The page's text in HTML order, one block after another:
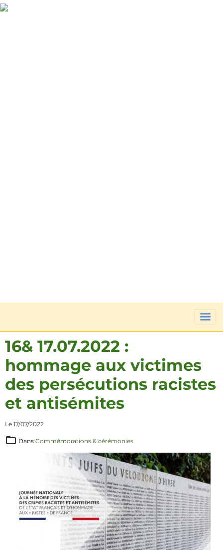
16& 17.07.2022 :
hommage aux victimes
des persécutions racistes
et antisémites
Le 17/07/2022
Dans Commémorations & cérémonies